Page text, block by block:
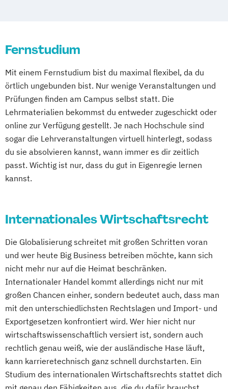
Fernstudium
Mit einem Fernstudium bist du maximal flexibel, da du
örtlich ungebunden bist. Nur wenige Veranstaltungen und
Prüfungen finden am Campus selbst statt. Die
Lehrmaterialien bekommst du entweder zugeschickt oder
online zur Verfügung gestellt. Je nach Hochschule sind
sogar die Lehrveranstaltungen virtuell hinterlegt, sodass
du sie absolvieren kannst, wann immer es dir zeitlich
passt. Wichtig ist nur, dass du gut in Eigenregie lernen
kannst.
Internationales Wirtschaftsrecht
Die Globalisierung schreitet mit großen Schritten voran
und wer heute Big Business betreiben möchte, kann sich
nicht mehr nur auf die Heimat beschränken.
Internationaler Handel kommt allerdings nicht nur mit
großen Chancen einher, sondern bedeutet auch, dass man
mit den unterschiedlichsten Rechtslagen und Import- und
Exportgesetzen konfrontiert wird. Wer hier nicht nur
wirtschaftswissenschaftlich versiert ist, sondern auch
rechtlich genau weiß, wie der ausländische Hase läuft,
kann karrieretechnisch ganz schnell durchstarten. Ein
Studium des internationalen Wirtschaftsrechts stattet dich